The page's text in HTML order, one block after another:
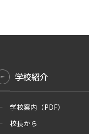
学校紹介
学校案内（PDF）
校長から